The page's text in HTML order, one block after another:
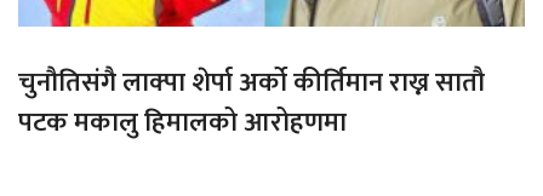
चुनौतिसंगै लाक्पा शेर्पा अर्को कीर्तिमान राख्न सातौ
पटक मकालु हिमालको आरोहणमा